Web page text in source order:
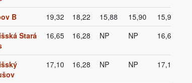
B 19,32 18,22 15,88 15,90
15,90
Stará
16,65 16,28 NP NP 16,65
17,10 16,28 NP NP 17,10